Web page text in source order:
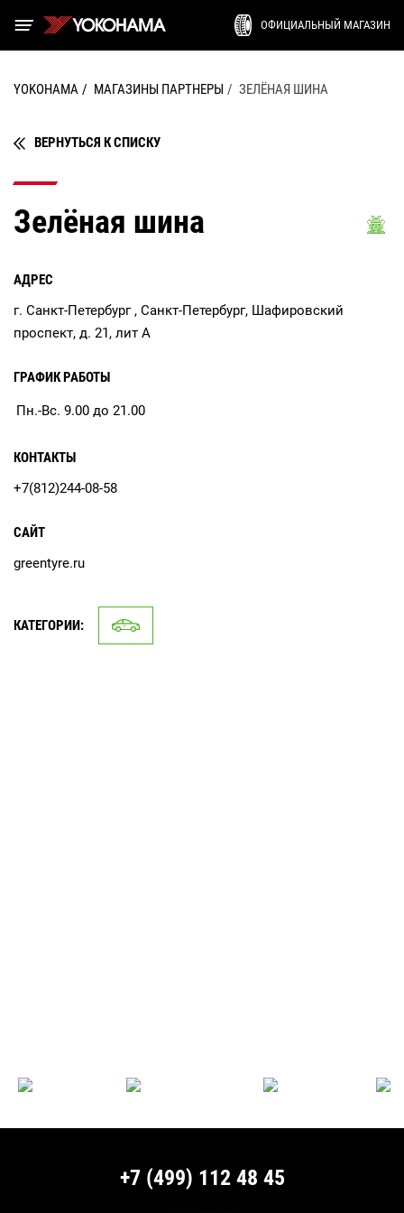
ОФИЦИАЛЬНЫЙ МАГАЗИН
YOKOHAMA МАГАЗИНЫ ПАРТНЕРЫ ЗЕЛЁНАЯ ШИНА
ВЕРНУТЬСЯ К СПИСКУ
Зелёная шина
АДРЕС
г. Санкт-Петербург , Санкт-Петербург, Шафировский
проспект, д. 21, лит А
ГРАФИК РАБОТЫ
Пн.-Вс. 9.00 до 21.00
КОНТАКТЫ
+7(812)244-08-58
САЙТ
greentyre.ru
КАТЕГОРИИ:
+7 (499) 112 48 45